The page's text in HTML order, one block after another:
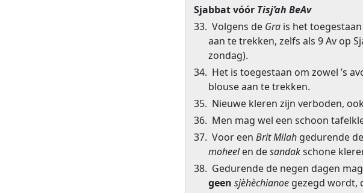
Sjabbat vóór Tisj’ah BeAv
33. Volgens de Gra is het
aan te trekken, zelfs als 9 Av op
zondag).
34. Het is toegestaan om zowel ’s
blouse aan te trekken.
35. Nieuwe kleren zijn verboden,
36. Men mag wel een schoon
37. Voor eenBritMilah gedurende
moheelen desandakschone
38. Gedurende de negen dagen
geen sjèhèchianoe gezegd wordt,